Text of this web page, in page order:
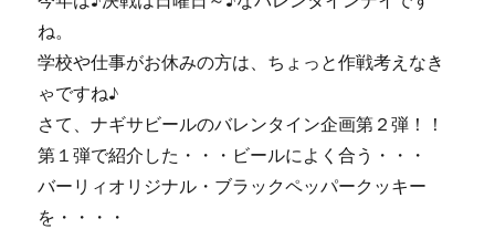
ね。
学校や仕事がお休みの方は、ちょっと作戦考えなき
ゃですね♪
さて、ナギサビールのバレンタイン企画第２弾！！
第１弾で紹介した・・・ビールによく合う・・・
バーリィオリジナル・ブラックペッパークッキー
を・・・・